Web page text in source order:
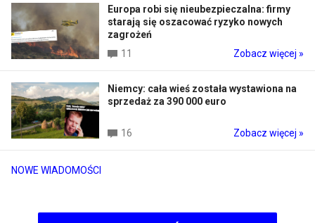
NOWE WIADOMOŚCI
Europa robi się nieubezpieczalna: firmy
starają się oszacować ryzyko nowych
zagrożeń
11
Zobacz więcej »
Niemcy: cała wieś została wystawiona na
sprzedaż za 390 000 euro
16 Zobacz więcej »